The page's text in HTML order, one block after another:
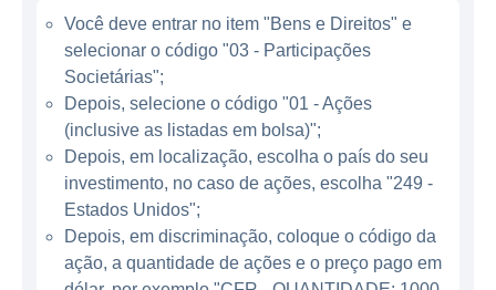
atendimento ao cliente e na construção de
relacionamentos de longo prazo com seus
clientes.
ATUAÇÃO E LINHAS DE NEGÓCIOS
A Frost Bank atua principalmente em
serviços bancários e financeiros, oferecendo
produtos que incluem contas correntes e de
Você deve entrar no item "Bens e Direitos" e
selecionar o código "03 - Participações
Societárias";
Depois, selecione o código "01 - Ações
(inclusive as listadas em bolsa)";
Depois, em localização, escolha o país do seu
investimento, no caso de ações, escolha "249 -
Estados Unidos";
Depois, em discriminação, coloque o código da
ação, a quantidade de ações e o preço pago em